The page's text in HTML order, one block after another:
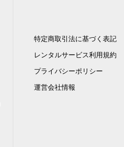
特定商取引法に基づく表記
レンタルサービス利用規約
プライバシーポリシー
運営会社情報